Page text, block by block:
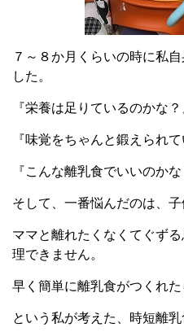
７～８か月くらいの時に私
した。
『栄養は足りているのかな？
『味覚をちゃんと鍛えられて
『こんな離乳食でいいのかな
そして、一番悩んだのは、
ママと離れたくなくてぐず
理できません。
早く簡単に離乳食がつくれた
という私が考えた、時短離乳